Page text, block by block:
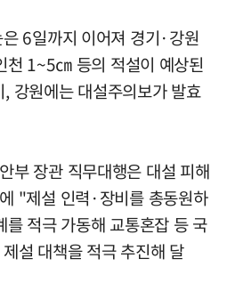
6일까지 이어져 경기·강원
1~5㎝ 등의 적설이 예상된
강원에는 대설주의보가 발효
부 장관 직무대행은 대설 피해
"제설 인력·장비를 총동원하
를 적극 가동해 교통혼잡 등 국
설 대책을 적극 추진해 달